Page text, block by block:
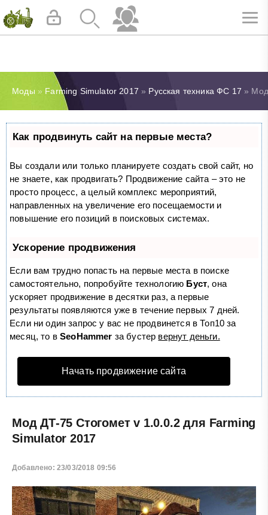
Моды » Farming Simulator 2017 » Русская техника ФС 17 »
Как продвинуть сайт на первые места?
Вы создали или только планируете создать свой сайт, но
не знаете, как продвигать? Продвижение сайта – это не
просто процесс, а целый комплекс мероприятий,
направленных на увеличение его посещаемости и
повышение его позиций в поисковых системах.
Ускорение продвижения
Если вам трудно попасть на первые места в поиске
самостоятельно, попробуйте технологию Буст, она
ускоряет продвижение в десятки раз, а первые
результаты появляются уже в течение первых 7 дней.
Если ни один запрос у вас не продвинется в Топ10 за
месяц, то вSeoHammer за бустер вернут деньги.
Начать продвижение сайта
Мод ДТ-75 Стогомет v 1.0.0.2 для Farming
Simulator 2017
Добавлено: 23/03/2018 09:56